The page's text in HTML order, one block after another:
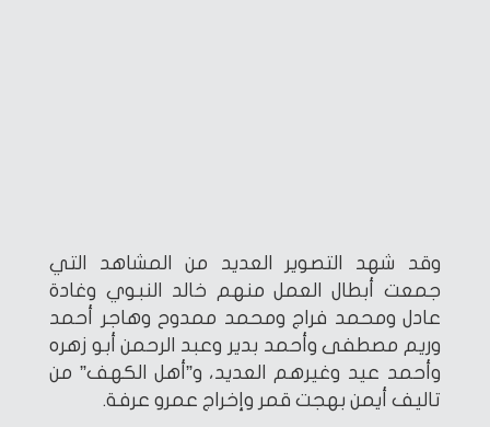
وقد شهد التصوير العديد من المشاهد التي
جمعت أبطال العمل منهم خالد النبوي وغادة
عادل ومحمد فراج ومحمد ممدوح وهاجر أحمد
وريم مصطفى وأحمد بدير وعبد الرحمن أبو زهره
وأحمد عيد وغيرهم العديد، و”أهل الكهف” من
تاليف أيمن بهجت قمر وإخراج عمرو عرفة.